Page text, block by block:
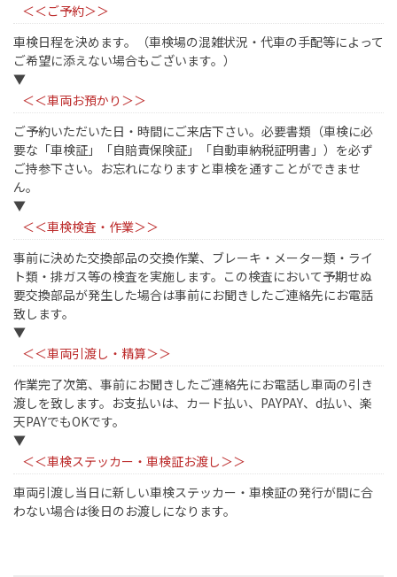
＜＜ご予約＞＞
車検日程を決めます。（車検場の混雑状況・代車の手配等によって
ご希望に添えない場合もございます。）
▼
＜＜車両お預かり＞＞
ご予約いただいた日・時間にご来店下さい。必要書類（車検に必
要な「車検証」「自賠責保険証」「自動車納税証明書」）を必ず
ご持参下さい。お忘れになりますと車検を通すことができませ
ん。
▼
＜＜車検検査・作業＞＞
事前に決めた交換部品の交換作業、ブレーキ・メーター類・ライ
ト類・排ガス等の検査を実施します。この検査において予期せぬ
要交換部品が発生した場合は事前にお聞きしたご連絡先にお電話
致します。
▼
＜＜車両引渡し・精算＞＞
作業完了次第、事前にお聞きしたご連絡先にお電話し車両の引き
渡しを致します。お支払いは、カード払い、PAYPAY、d払い、楽
天PAYでもOKです。
▼
＜＜車検ステッカー・車検証お渡し＞＞
車両引渡し当日に新しい車検ステッカー・車検証の発行が間に合
わない場合は後日のお渡しになります。